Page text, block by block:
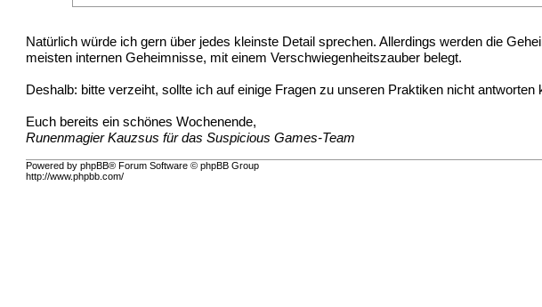
Natürlich würde ich gern über jedes kleinste Detail sprechen. Allerdings werden die
meisten internen Geheimnisse, mit einem Verschwiegenheitszauber belegt.
Deshalb: bitte verzeiht, sollte ich auf einige Fragen zu unseren Praktiken nicht antworten
Euch bereits ein schönes Wochenende,
Runenmagier Kauzsus für das Suspicious Games-Team
Powered by phpBB® Forum Software © phpBB Group
http://www.phpbb.com/